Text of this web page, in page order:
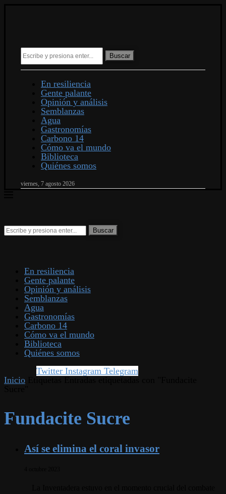
Buscar
En resiliencia
Gente palante
Opinión y análisis
Semblanzas
Agua
Gastronomías
Carbono 14
Cómo va el mundo
Biblioteca
Quiénes somos
viernes, 7 agosto 2026
En resiliencia
Gente palante
Opinión y análisis
Semblanzas
Agua
Gastronomías
Carbono 14
Cómo va el mundo
Biblioteca
Quiénes somos
Twitter Instagram Telegram
Inicio
Fundacite Sucre
Así se elimina el coral invasor